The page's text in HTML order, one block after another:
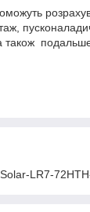
також
LR7-